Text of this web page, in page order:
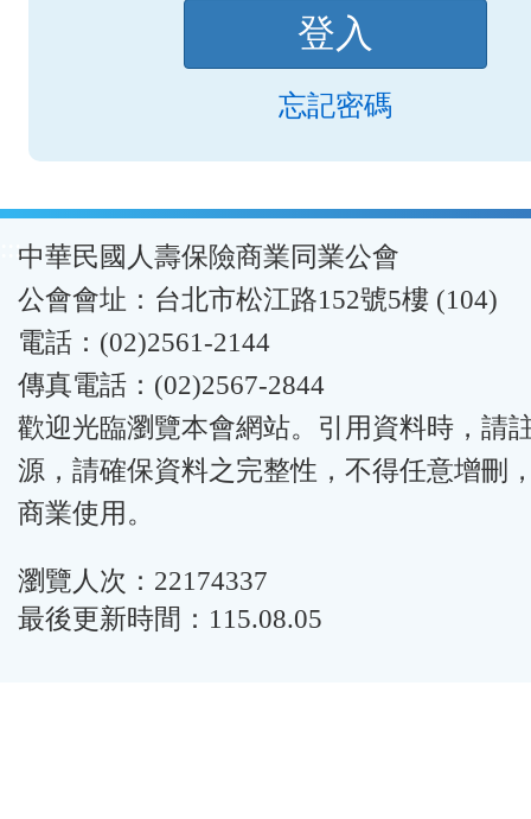
忘記密碼
:::中華民國人壽保險商業同業公會
公會會址：台北市松江路152號5樓 (104)
電話：(02)2561-2144
傳真電話：(02)2567-2844
歡迎光臨瀏覽本會網站。引用資料時，請
源，請確保資料之完整性，不得任意增刪
商業使用。
瀏覽人次：22174337
最後更新時間：115.08.05